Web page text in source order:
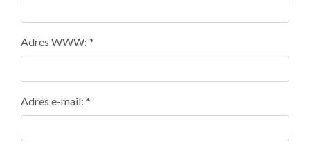
Adres WWW: *
Adres e-mail: *